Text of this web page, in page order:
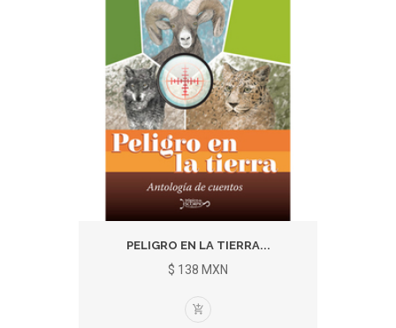
PELIGRO EN LA TIERRA...
$ 138 MXN